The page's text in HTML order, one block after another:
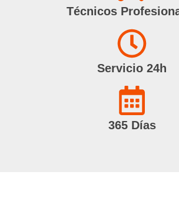
Técnicos
Servicio 24h
365 Días